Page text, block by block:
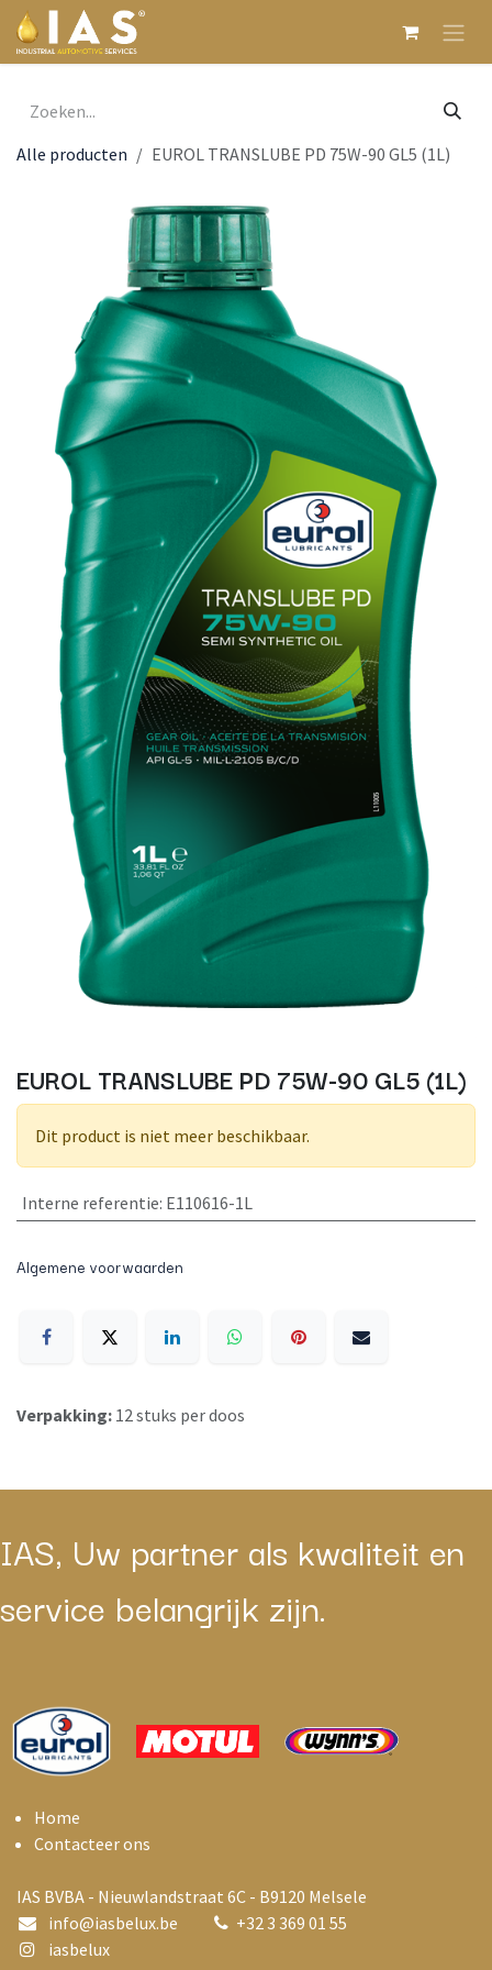
Overslaan naar inhoud
Alle producten EUROL TRANSLUBE PD 75W-90 GL5 (1L)
EUROL TRANSLUBE PD 75W-90 GL5 (1L)
Dit product is niet meer beschikbaar.
Interne referentie: E110616-1L
Algemene voorwaarden
Verpakking: 12 stuks per doos
IAS, Uw partner als kwaliteit en
service belangrijk zijn.
Home
Contacteer ons
IAS BVBA - Nieuwlandstraat 6C - B9120 Melsele
info@iasbelux.be +32 3 369 01 55
iasbelux